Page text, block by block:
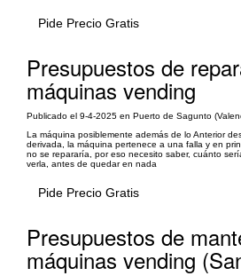
Pide Precio Gratis
Presupuestos de
máquinas vending
Publicado el 9-4-2025 en Puerto de Sagunto
La máquina posiblemente además de lo Anterior
derivada, la máquina pertenece a una falla y en
no se repararía, por eso necesito saber, cuánto
verla, antes de quedar en nada
Pide Precio Gratis
Presupuestos de
máquinas vending